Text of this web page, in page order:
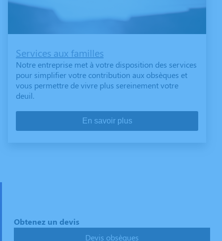
Services aux familles
Notre entreprise met à votre disposition des services
pour simplifier votre contribution aux obsèques et
vous permettre de vivre plus sereinement votre
deuil.
En savoir plus
Obtenez un devis
Devis obsèques